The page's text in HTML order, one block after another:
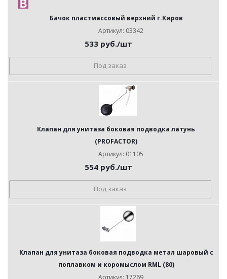
Бачок пластмассовый верхний г.Киров
Артикул: 03342
533 руб./шт
Под заказ
Клапан для унитаза боковая подводка латунь
(PROFAСTOR)
Артикул: 01105
554 руб./шт
Под заказ
Клапан для унитаза боковая подводка метал шаровый с
поплавком и коромыслом RML (80)
Артикул: 17269